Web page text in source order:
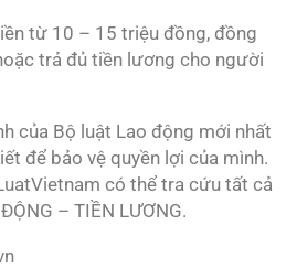
từ 10 – 15 triệu đồng, đồng
trả đủ tiền lương cho người
của Bộ luật Lao động mới nhất
để bảo vệ quyền lợi của mình.
có thể tra cứu tất cả
– TIỀN LƯƠNG.